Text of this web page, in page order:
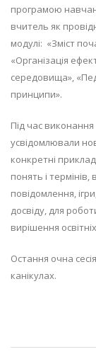
програмою
вчитель як
модулі: «Зміст
«Організація
середовища»,
принципи».
Під час
усвідомлювали
конкретні
понять і
повідомлення,
досвіду, для
вирішення
Остання очна
канікулах.